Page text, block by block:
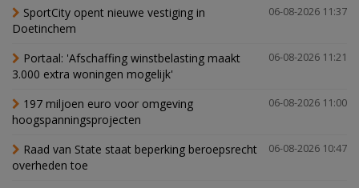
06-08-2026 11:37
SportCity opent nieuwe vestiging in
Doetinchem
06-08-2026 11:21
Portaal: 'Afschaffing winstbelasting maakt
3.000 extra woningen mogelijk'
06-08-2026 11:00
197 miljoen euro voor omgeving
hoogspanningsprojecten
06-08-2026 10:47
Raad van State staat beperking beroepsrecht
overheden toe